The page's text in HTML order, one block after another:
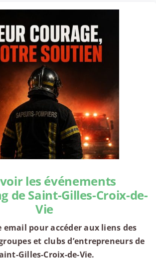
les événements
de Saint-Gilles-Croix-de-
Vie
email pour accéder aux liens des
et clubs d’entrepreneurs de
Gilles-Croix-de-Vie.